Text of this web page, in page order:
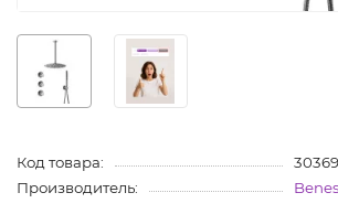
Код товара:
Производитель: